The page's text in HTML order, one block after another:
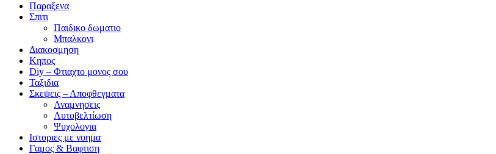
Παραξενα
Σπιτι
Παιδικο δωματιο
Μπαλκονι
Διακοσμηση
Κηπος
Diy – Φτιαχτο μονος σου
Ταξιδια
Σκεψεις – Αποφθεγματα
Αναμνησεις
Αυτοβελτίωση
Ψυχολογια
Ιστοριες με νοημα
Γαμος & Βαφτιση